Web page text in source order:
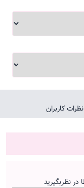
نظرات کاربران